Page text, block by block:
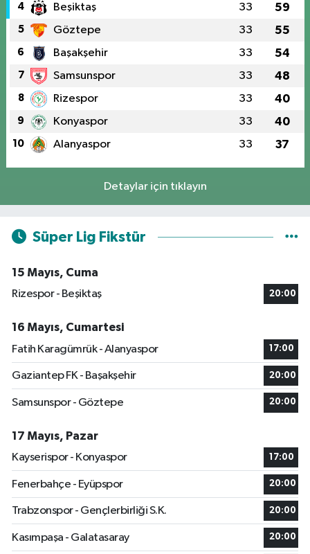
4 Beşiktaş 33 59
5 Göztepe 33 55
6 Başakşehir 33 54
7 Samsunspor 33 48
8 Rizespor 33 40
9 Konyaspor 33 40
10 Alanyaspor 33 37
Detaylar için tıklayın
Süper Lig Fikstür
15 Mayıs, Cuma
Rizespor - Beşiktaş
20:00
16 Mayıs, Cumartesi
Fatih Karagümrük - Alanyaspor
17:00
Gaziantep FK - Başakşehir 20:00
Samsunspor - Göztepe 20:00
17 Mayıs, Pazar
Kayserispor - Konyaspor
17:00
Fenerbahçe - Eyüpspor 20:00
Trabzonspor - Gençlerbirliği S.K. 20:00
Kasımpaşa - Galatasaray 20:00